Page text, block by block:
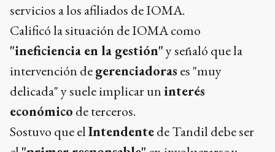
servicios a los afiliados de IOMA.
Calificó la situación de IOMA como
"ineficiencia en la gestión"y señaló que la
intervención degerenciadoras es "muy
delicada" y suele implicar un interés
económico de terceros.
Sostuvo que elIntendentede Tandil debe ser